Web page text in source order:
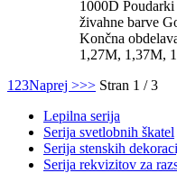
1000D
živahne barve
Končna
1,27M, 1,37M,
1 23Naprej >>> Stran 1 / 3
Lepilna serija
Serija svetlobnih škatel
Serija stenskih
Serija rekvizitov za